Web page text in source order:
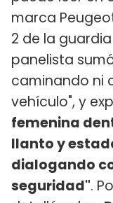
marca
2 de la
panelista
caminando ni
vehículo", y
femenina
llanto y
dialogando
seguridad".